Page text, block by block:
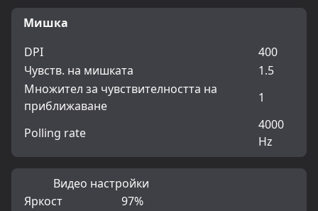
Мишка
DPI
400
Чувств. на мишката
1.5
Множител за чувствителността на
приближаване
1
Polling rate
4000
Hz
Видео настройки
Яркост
97%